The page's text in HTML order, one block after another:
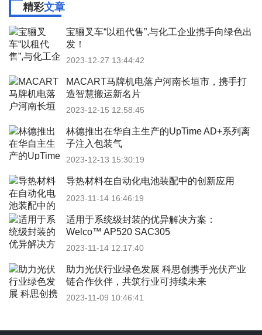
精彩文章
宝骊叉车“以租代售”,与化工企业携手向绿色出
发！
2023-12-27 13:44:42
MACART马牌机电落户河南长垣市，携手打
造智慧搬运新名片
2023-12-15 12:58:45
林德推出在华自主生产的UpTime AD+系列离
子注入包装气
2023-12-13 15:30:19
导热材料在自动化电池装配中的创新应用
2023-11-14 16:46:19
适用于系统级封装的优异解决方案：
Welco™ AP520 SAC305
2023-11-14 12:17:40
助力光伏行业绿色发展 科思创携手光伏产业
链合作伙伴，共筑行业可持续未来
2023-11-09 10:46:41